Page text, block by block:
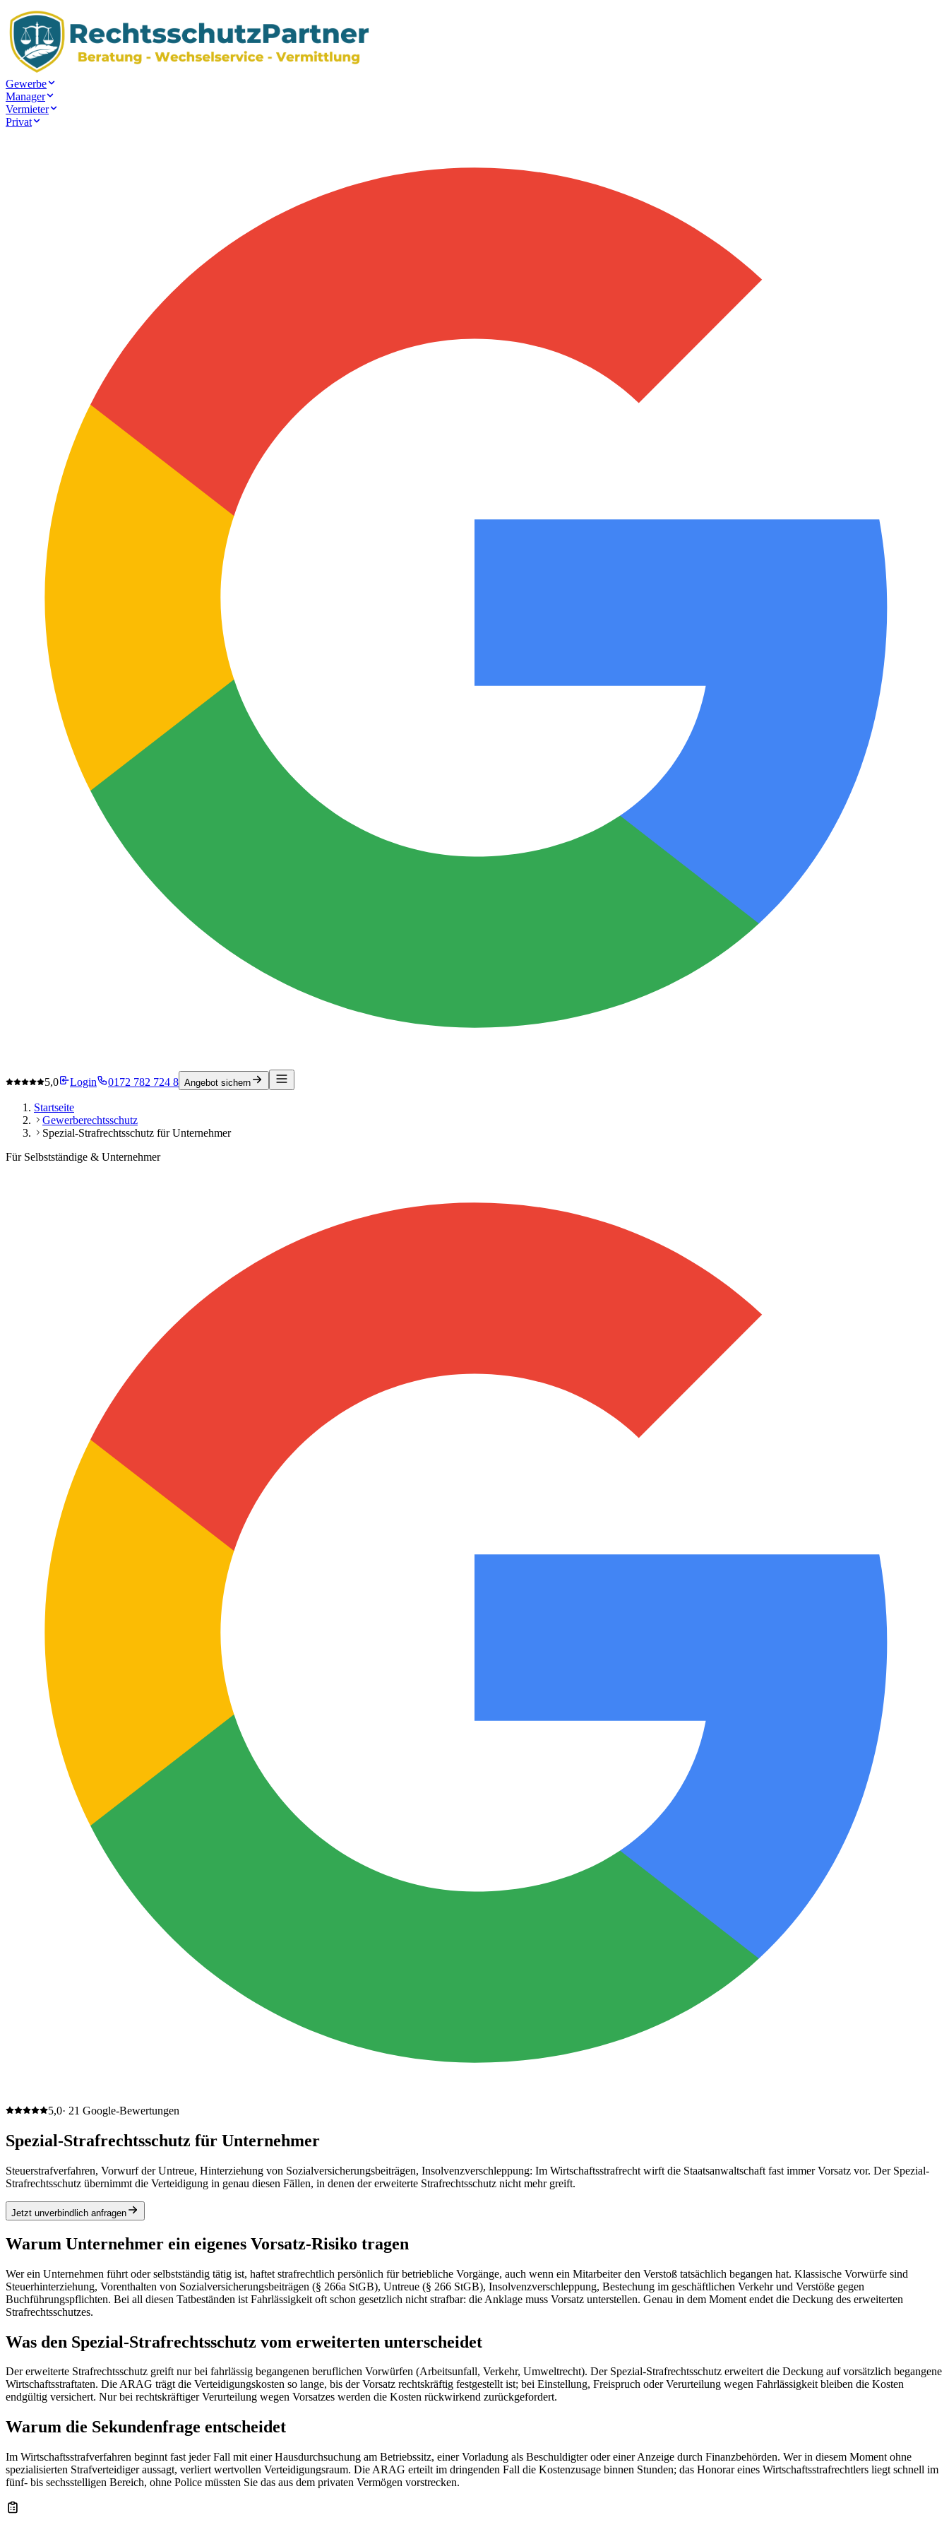
Gewerbe
Manager
Vermieter
Privat
5,0 Login 0172 782 724 8 Angebot sichern
Startseite
Gewerberechtsschutz
Spezial-Strafrechtsschutz für Unternehmer
Für Selbstständige & Unternehmer
5,0· 21 Google-Bewertungen
Spezial-Strafrechtsschutz für Unternehmer
Steuerstrafverfahren, Vorwurf der Untreue, Hinterziehung von Sozialversicherungsbeiträgen, Insolvenzverschleppung: Im Wirtschaftsstrafrecht wirft die Staatsanwaltschaft fast immer Vorsatz vor. Der Spezial-
Strafrechtsschutz übernimmt die Verteidigung in genau diesen Fällen, in denen der erweiterte Strafrechtsschutz nicht mehr greift.
Jetzt unverbindlich anfragen
Warum Unternehmer ein eigenes Vorsatz-Risiko tragen
Wer ein Unternehmen führt oder selbstständig tätig ist, haftet strafrechtlich persönlich für betriebliche Vorgänge, auch wenn ein Mitarbeiter den Verstoß tatsächlich begangen hat. Klassische Vorwürfe sind
Steuerhinterziehung, Vorenthalten von Sozialversicherungsbeiträgen (§ 266a StGB), Untreue (§ 266 StGB), Insolvenzverschleppung, Bestechung im geschäftlichen Verkehr und Verstöße gegen
Buchführungspflichten. Bei all diesen Tatbeständen ist Fahrlässigkeit oft schon gesetzlich nicht strafbar: die Anklage muss Vorsatz unterstellen. Genau in dem Moment endet die Deckung des erweiterten
Strafrechtsschutzes.
Was den Spezial-Strafrechtsschutz vom erweiterten unterscheidet
Der erweiterte Strafrechtsschutz greift nur bei fahrlässig begangenen beruflichen Vorwürfen (Arbeitsunfall, Verkehr, Umweltrecht). Der Spezial-Strafrechtsschutz erweitert die Deckung auf vorsätzlich begangene
Wirtschaftsstraftaten. Die ARAG trägt die Verteidigungskosten so lange, bis der Vorsatz rechtskräftig festgestellt ist; bei Einstellung, Freispruch oder Verurteilung wegen Fahrlässigkeit bleiben die Kosten
endgültig versichert. Nur bei rechtskräftiger Verurteilung wegen Vorsatzes werden die Kosten rückwirkend zurückgefordert.
Warum die Sekundenfrage entscheidet
Im Wirtschaftsstrafverfahren beginnt fast jeder Fall mit einer Hausdurchsuchung am Betriebssitz, einer Vorladung als Beschuldigter oder einer Anzeige durch Finanzbehörden. Wer in diesem Moment ohne
spezialisierten Strafverteidiger aussagt, verliert wertvollen Verteidigungsraum. Die ARAG erteilt im dringenden Fall die Kostenzusage binnen Stunden; das Honorar eines Wirtschaftsstrafrechtlers liegt schnell im
fünf- bis sechsstelligen Bereich, ohne Police müssten Sie das aus dem privaten Vermögen vorstrecken.